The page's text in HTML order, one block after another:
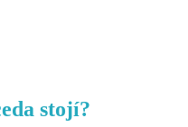
stojí?